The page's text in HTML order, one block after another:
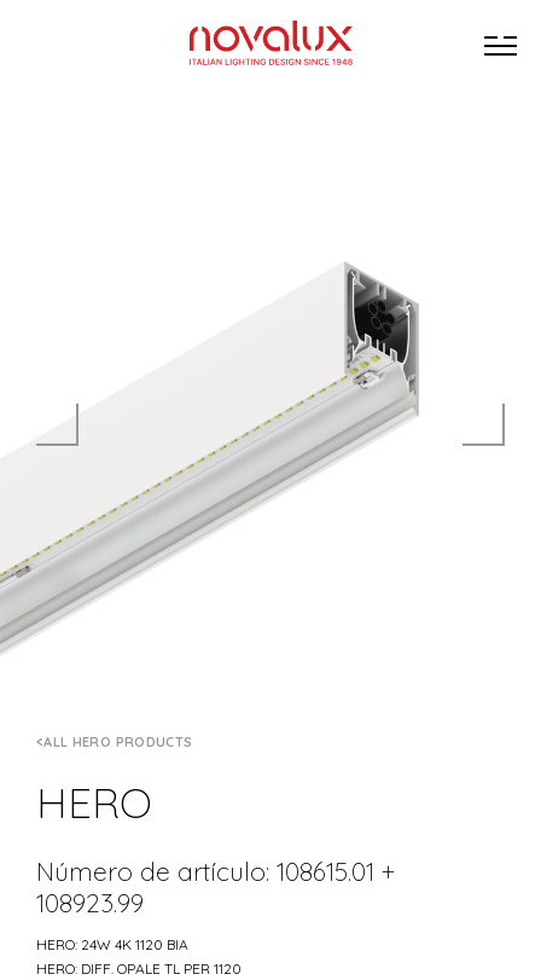
ALL HERO PRODUCTS
HERO
Número de artículo: 108615.01 +
108923.99
HERO: 24W 4K 1120 BIA
HERO: DIFF. OPALE TL PER 1120